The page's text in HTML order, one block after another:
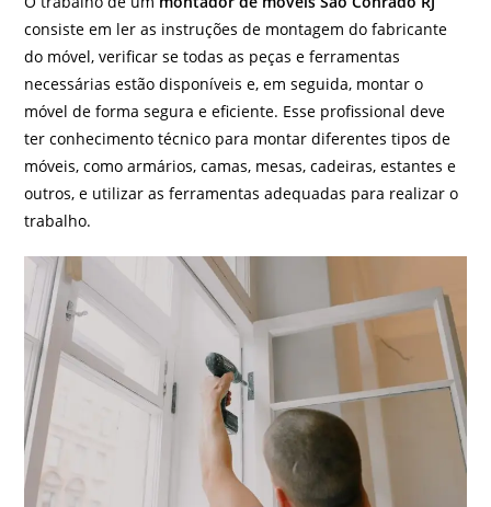
consiste em ler as instruções de montagem do fabricante
do móvel, verificar se todas as peças e ferramentas
necessárias estão disponíveis e, em seguida, montar o
móvel de forma segura e eficiente. Esse profissional deve
ter conhecimento técnico para montar diferentes tipos de
móveis, como armários, camas, mesas, cadeiras, estantes e
outros, e utilizar as ferramentas adequadas para realizar o
trabalho.